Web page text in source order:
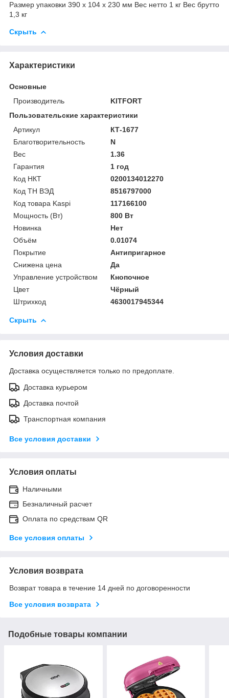
Размер упаковки 390 х 104 х 230 мм Вес нетто 1 кг Вес брутто
1,3 кг
Скрыть
Характеристики
Основные
Производитель
KITFORT
Пользовательские характеристики
Артикул
КТ-1677
Благотворительность
N
Вес
1.36
Гарантия
1 год
Код НКТ
0200134012270
Код ТН ВЭД
8516797000
Код товара Kaspi
117166100
Мощность (Bт)
800 Вт
Новинка
Нет
Объём
0.01074
Покрытие
Антипригарное
Снижена цена
Да
Управление устройством
Кнопочное
Цвет
Чёрный
Штрихкод
4630017945344
Скрыть
Условия доставки
Доставка осуществляется только по предоплате.
Доставка курьером
Доставка почтой
Транспортная компания
Все условия доставки
Условия оплаты
Наличными
Безналичный расчет
Оплата по средствам QR
Все условия оплаты
Условия возврата
Возврат товара в течение 14 дней по договоренности
Все условия возврата
Подобные товары компании